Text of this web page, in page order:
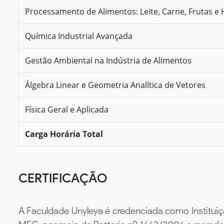
Processamento de Alimentos: Leite, Carne, Frutas e
Química Industrial Avançada
Gestão Ambiental na Indústria de Alimentos
Álgebra Linear e Geometria Analítica de Vetores
Física Geral e Aplicada
Carga Horária Total
CERTIFICAÇÃO
A Faculdade Unyleya é credenciada como